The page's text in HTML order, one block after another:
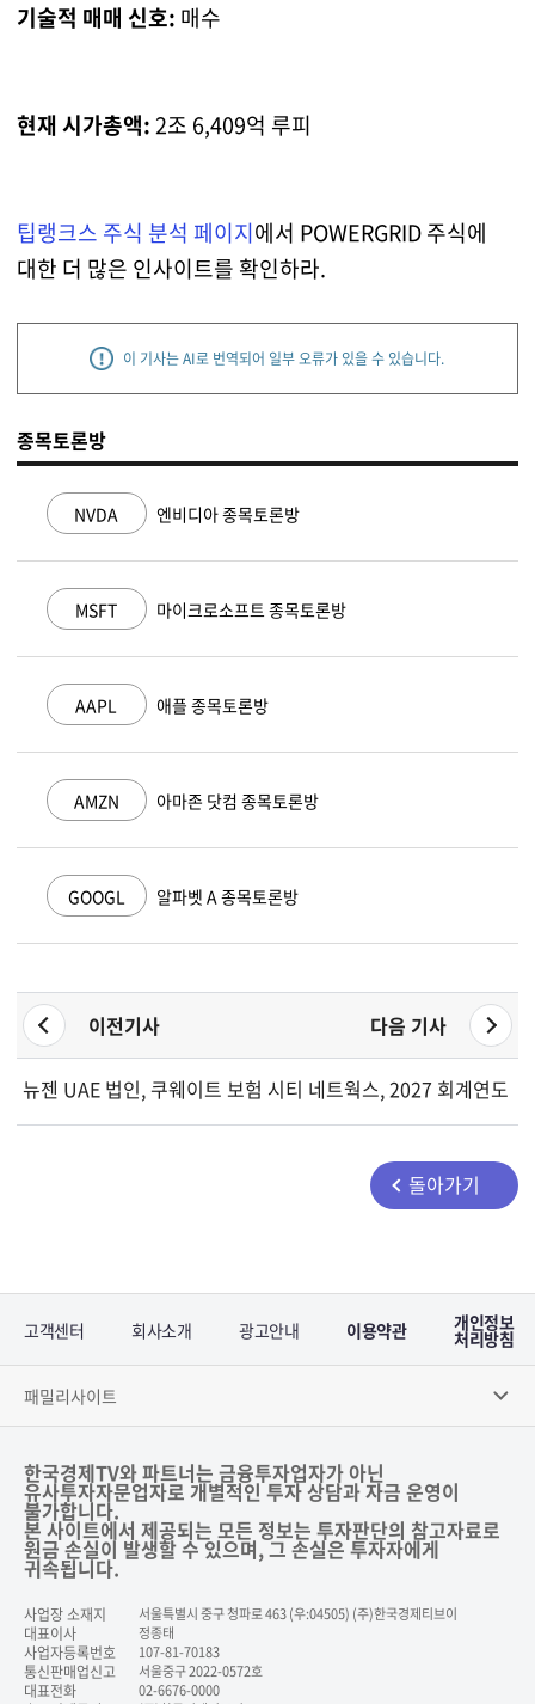
기술적 매매 신호: 매수
현재 시가총액:2조 6,409억 루피
팁랭크스 주식 분석 페이지에서 POWERGRID 주식에
대한 더 많은 인사이트를 확인하라.
이 기사는 AI로 번역되어 일부 오류가 있을 수 있습니다.
종목토론방
NVDA 엔비디아 종목토론방
MSFT 마이크로소프트 종목토론방
AAPL 애플 종목토론방
AMZN 아마존 닷컴 종목토론방
GOOGL 알파벳 A 종목토론방
이전기사 다음 기사
뉴젠 UAE 법인, 쿠웨이트 보험 기술 계약 267억 원 규모 수주
시티 네트웍스, 2027 회계연도 1
돌아가기
고객센터 회사소개 광고안내 이용약관 개인정보
처리방침
패밀리사이트
한국경제TV와 파트너는 금융투자업자가 아닌
유사투자자문업자로 개별적인 투자 상담과 자금 운영이
불가합니다.
본 사이트에서 제공되는 모든 정보는 투자판단의 참고자료로
원금 손실이 발생할 수 있으며, 그 손실은 투자자에게
귀속됩니다.
사업장 소재지 서울특별시 중구 청파로 463 (우:04505) (주)한국경제티브이
대표이사 정종태
사업자등록번호 107-81-70183
통신판매업신고 서울중구 2022-0572호
대표전화 02-6676-0000